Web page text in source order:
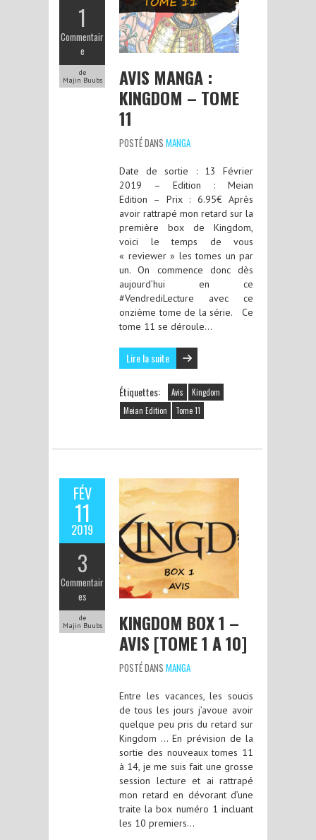
1
Commentair
e
de
Majin Buubs
AVIS MANGA :
KINGDOM – TOME
11
POSTÉ DANS MANGA
Date de sortie : 13 Février
2019 – Edition : Meian
Edition – Prix : 6.95€ Après
avoir rattrapé mon retard sur la
première box de Kingdom,
voici le temps de vous
« reviewer » les tomes un par
un. On commence donc dès
aujourd’hui en ce
#VendrediLecture avec ce
onzième tome de la série. Ce
tome 11 se déroule…
Lire la suite
Étiquettes: Avis
Kingdom
Meian Edition
Tome 11
FÉV
11
2019
3
Commentair
es
de
Majin Buubs
KINGDOM BOX 1 –
AVIS [TOME 1 A 10]
POSTÉ DANS MANGA
Entre les vacances, les soucis
de tous les jours j’avoue avoir
quelque peu pris du retard sur
Kingdom … En prévision de la
sortie des nouveaux tomes 11
à 14, je me suis fait une grosse
session lecture et ai rattrapé
mon retard en dévorant d’une
traite la box numéro 1 incluant
les 10 premiers…